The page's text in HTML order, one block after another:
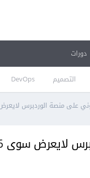
التصميم DevOps
دورات
على منصة الوردبرس لايعرض سوى
سوى 6 مشاريع